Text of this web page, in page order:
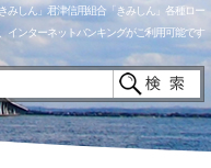
しん」君津信用組合「きみしん」各種ロー
インターネットバンキングがご利用可能です